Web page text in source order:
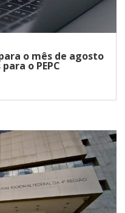
o mês de agosto
o PEPC